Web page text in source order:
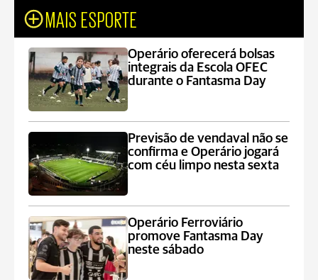
MAIS ESPORTE
Operário oferecerá bolsas
integrais da Escola OFEC
durante o Fantasma Day
Previsão de vendaval não se
confirma e Operário jogará
com céu limpo nesta sexta
Operário Ferroviário
promove Fantasma Day
neste sábado